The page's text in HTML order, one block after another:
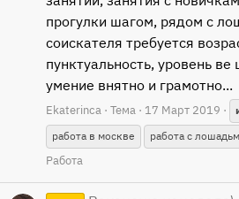
прогулки шагом, рядом с
соискателя требуется
пунктуальность, уровень ве
умение внятно и грамотно...
Ekaterinca Тема 17 Март 2019
работа в москве
работа с
Работа